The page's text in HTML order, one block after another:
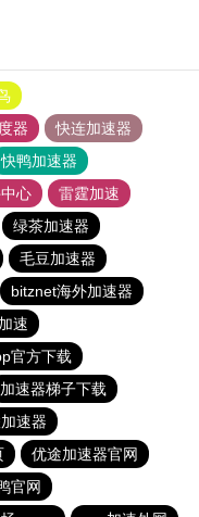
器
快连加速器
快鸭加速器
心
雷霆加速
绿茶加速器
毛豆加速器
bitznet海外加速器
速
官方下载
加速器梯子下载
速器
优途加速器官网
官网